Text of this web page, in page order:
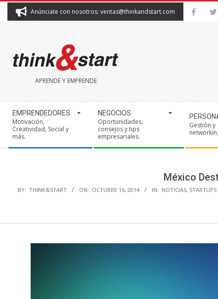
Anúnciate con nosotros: ventas@thinkandstart.com
THINK&START
APRENDE Y EMPRENDE
Navigation
Menu
EMPRENDEDORES
Motivación,
Creatividad, Social y
más.
NEGOCIOS
Oportunidades,
consejos y tips
empresariales.
Gestión y
México
BY: THINK&START ON: OCTUBRE 16, 2014 IN: NOTICIAS, STARTUPS